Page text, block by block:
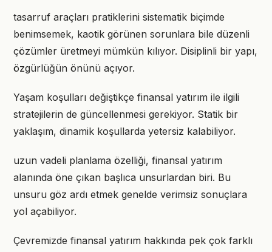
tasarruf araçları pratiklerini sistematik biçimde
benimsemek, kaotik görünen sorunlara bile düzenli
çözümler üretmeyi mümkün kılıyor. Disiplinli bir yapı,
özgürlüğün önünü açıyor.
Yaşam koşulları değiştikçe finansal yatırım ile ilgili
stratejilerin de güncellenmesi gerekiyor. Statik bir
yaklaşım, dinamik koşullarda yetersiz kalabiliyor.
uzun vadeli planlama özelliği, finansal yatırım
alanında öne çıkan başlıca unsurlardan biri. Bu
unsuru göz ardı etmek genelde verimsiz sonuçlara
yol açabiliyor.
Çevremizde finansal yatırım hakkında pek çok farklı